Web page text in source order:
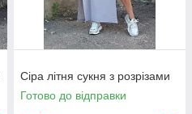
Сіра літня сукня з розрізами
Готово до відправки